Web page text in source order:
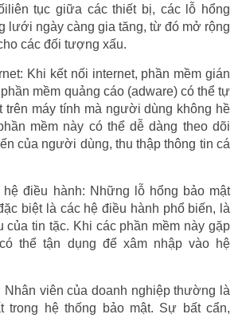
tục giữa các thiết bị, các lỗ hổng
lưới ngày càng gia tăng, từ đó mở rộng
các đối tượng xấu.
Khi kết nối internet, phần mềm gián
mềm quảng cáo (adware) có thể tự
trên máy tính mà người dùng không hề
mềm này có thể dễ dàng theo dõi
của người dùng, thu thập thông tin cá
hệ điều hành: Những lỗ hổng bảo mật
biệt là các hệ điều hành phổ biến, là
của tin tặc. Khi các phần mềm này gặp
thể tận dụng để xâm nhập vào hệ
viên của doanh nghiệp thường là
trong hệ thống bảo mật. Sự bất cẩn,